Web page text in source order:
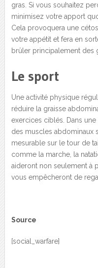
gras. Si vous souhaitez
minimisez votre apport
Cela provoquera une
votre appétit et fera en
brûler principalement des
Le sport
Une activité physique
réduire la graisse
exercices ciblés. Dans une
des muscles abdominaux
mesurable sur le tour de
comme la marche, la
aideront non seulement à
vous empêcheront de
Source
[social_warfare]